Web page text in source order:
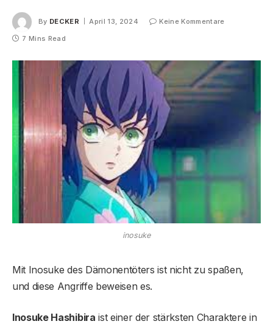
By DECKER April 13, 2024
Keine Kommentare
7 Mins Read
inosuke
Mit Inosuke des Dämonentöters ist nicht zu spaßen,
und diese Angriffe beweisen es.
Inosuke Hashibira ist einer der stärksten Charaktere in